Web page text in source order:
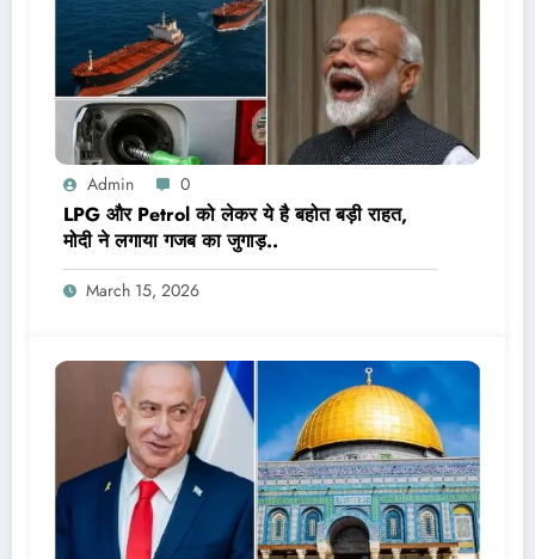
Admin 0
LPG और Petrol को लेकर ये है बहोत बड़ी राहत,
मोदी ने लगाया गजब का जुगाड़..
March 15, 2026